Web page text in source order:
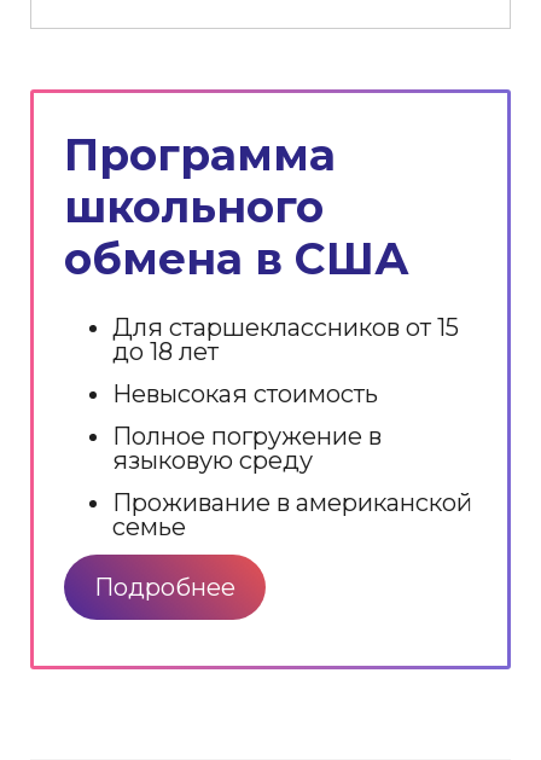
Программа
школьного
обмена в США
Для старшеклассников от 15
до 18 лет
Невысокая стоимость
Полное погружение в
языковую среду
Проживание в американской
семье
Подробнее